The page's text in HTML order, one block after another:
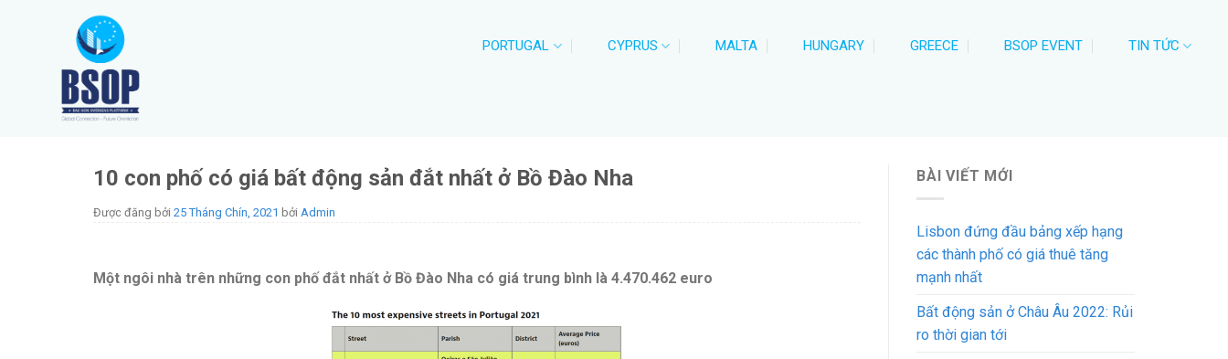
PORTUGAL CYPRUS MALTA HUNGARY GREECE BSOP EVENT TIN TỨC
10 con phố có giá bất động sản đắt nhất ở Bồ Đào Nha
Được đăng bởi 25 Tháng Chín, 2021 bởi Admin
Một ngôi nhà trên những con phố đắt nhất ở Bồ Đào Nha có giá trung bình là 4.470.462 euro
BÀI VIẾT MỚI
Lisbon đứng đầu bảng xếp hạng
các thành phố có giá thuê tăng
mạnh nhất
Bất động sản ở Châu Âu 2022: Rủi
ro thời gian tới